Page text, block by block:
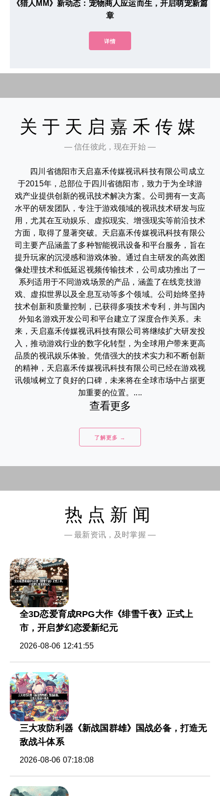
《猎人MM》新动态：宠物商人应运而生，开启萌宠新篇
章
详情
关于天启嘉禾传媒
— 信任彼此，现在开始 —
四川省德阳市天启嘉禾传媒视讯科技有限公司成立
于2015年，总部位于四川省德阳市，致力于为全球游
戏产业提供创新的视讯技术解决方案。公司拥有一支高
水平的研发团队，专注于游戏领域的视讯技术研发与应
用，尤其在互动娱乐、虚拟现实、增强现实等前沿技术
方面，取得了显著突破。天启嘉禾传媒视讯科技有限公
司主要产品涵盖了多种智能视讯设备和平台服务，旨在
提升玩家的沉浸感和游戏体验。通过自主研发的高效图
像处理技术和低延迟视频传输技术，公司成功推出了一
系列适用于不同游戏场景的产品，涵盖了在线竞技游
戏、虚拟世界以及全息互动等多个领域。公司始终坚持
技术创新和质量控制，已获得多项技术专利，并与国内
外知名游戏开发公司和平台建立了深度合作关系。未
来，天启嘉禾传媒视讯科技有限公司将继续扩大研发投
入，推动游戏行业的数字化转型，为全球用户带来更高
品质的视讯娱乐体验。凭借强大的技术实力和不断创新
的精神，天启嘉禾传媒视讯科技有限公司已经在游戏视
讯领域树立了良好的口碑，未来将在全球市场中占据更
加重要的位置。....
查看更多
了解更多 →
热点新闻
— 最新资讯，及时掌握 —
全3D恋爱育成RPG大作《绯雪千夜》正式上
市，开启梦幻恋爱新纪元
2026-08-06 12:41:55
三大攻防利器《新战国群雄》国战必备，打造无
敌战斗体系
2026-08-06 07:18:08